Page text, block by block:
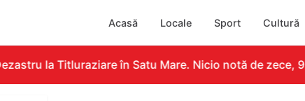
Acasă Locale Sport Cultură
la Titluraziare în Satu Mare. Nicio notă de zece,